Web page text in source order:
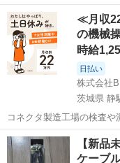
子 品番：CBK45S 商品名
テナセット 詳細
埼玉 さいたま市
≪月収
の機械
時給
日払い
株式会社
茨城県 静
コネクタ製造工場の検査
日128日★クリーンルーム
★就業先食堂利用可！日払い
工場のお仕事 ◇コネクタ製
茨城 常陸大宮市
【新品
ケーブ